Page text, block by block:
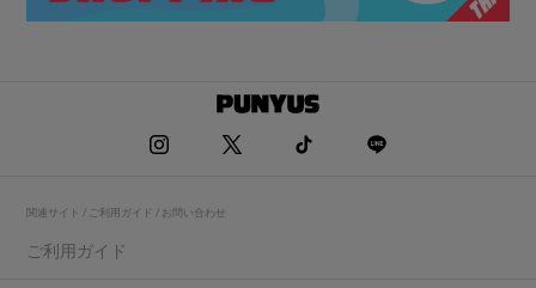
関連サイト / ご利用ガイド / お問い合わせ
ご利用ガイド